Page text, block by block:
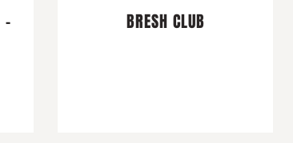
-
BRESH CLUB